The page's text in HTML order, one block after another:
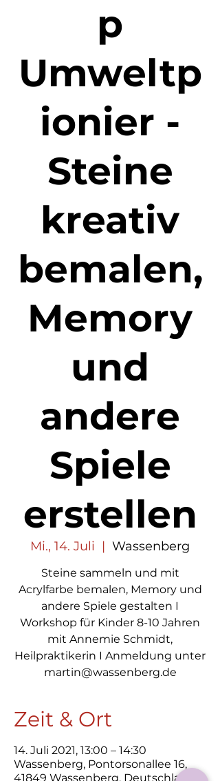
p
Umweltp
ionier -
Steine
kreativ
bemalen,
Memory
und
andere
Spiele
erstellen
Mi., 14. Juli
  |
Wassenberg
Steine sammeln und mit
Acrylfarbe bemalen, Memory und
andere Spiele gestalten I
Workshop für Kinder 8-10 Jahren
mit Annemie Schmidt,
Heilpraktikerin I Anmeldung unter
Zeit & Ort
14. Juli 2021, 13:00 – 14:30
Wassenberg, Pontorsonallee 16,
41849 Wassenberg, Deutschland